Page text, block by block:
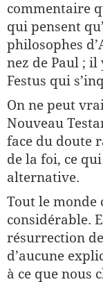
commentaire
qui pensent
philosophes
nez de Paul ;
Festus qui
On ne peut
Nouveau
face du doute
de la foi, ce
alternative.
Tout le monde
considérable.
résurrection
d’aucune
à ce que nous